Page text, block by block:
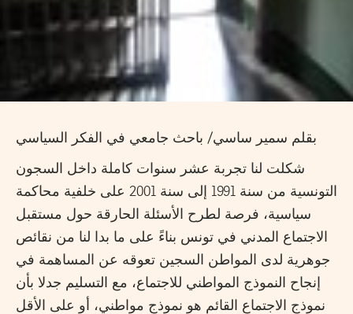
بقلم سمير ساسي/ باحث جامعي في الفكر السياسي
شكلت لنا تجربة عشر سنوات كاملة داخل السجون
التونسية من سنة 1991 إلى سنة 2001 على خلفية محاكمة
سياسية، فرصة لطرح الأسئلة الحارقة حول مستقبل
الاجتماع المدني في تونس بناءً على ما بدا لنا من نقائص
جوهرية لدى المواطن السجين تعوقه عن المساهمة في
إنجاح النموذج المواطني للاجتماع، مع التسليم جدلا بأن
نموذج الاجتماع القائم هو نموذج مواطني، أو على الأقل